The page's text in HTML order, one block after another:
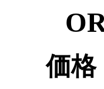
価格